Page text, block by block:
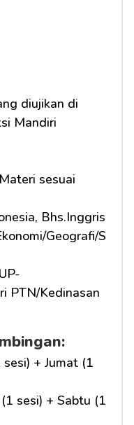
diujikan di
Mandiri
sesuai
Bhs.Inggris
Geografi/S
PTN/Kedinasan
+ Jumat (1
sesi) + Sabtu (1